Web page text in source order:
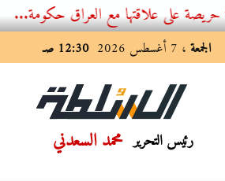
مع العراق حكومة...
الجمعة ، 7 أغسطس 2026 12:30 صـ
رئيس التحرير محمد السعدني